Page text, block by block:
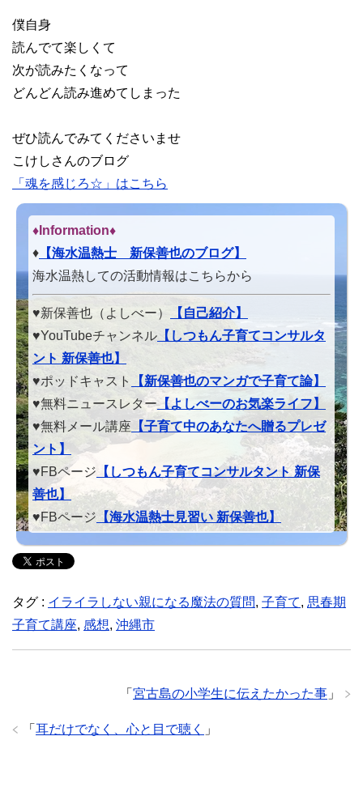
僕自身
読んでて楽しくて
次が読みたくなって
どんどん読み進めてしまった
ぜひ読んでみてくださいませ
こけしさんのブログ
「魂を感じろ☆」はこちら
♦Information♦︎
♦ 【海水温熱士 新保善也のブログ】
海水温熱しての活動情報はこちらから
♥新保善也（よしべー）
【自己紹介】
♥YouTubeチャンネル 【しつもん子育てコンサルタ
ント 新保善也】
♥ポッドキャスト
【新保善也のマンガで子育て論】
♥無料ニュースレター【よしべーのお気楽ライフ】
♥無料メール講座 【子育て中のあなたへ贈るプレゼ
ント】
♥FBページ 【しつもん子育てコンサルタント 新保
善也】
♥FBページ 【海水温熱士見習い 新保善也】
タグ : イライラしない親になる魔法の質問, 子育て, 思春期
子育て講座, 感想, 沖縄市
「 宮古島の小学生に伝えたかった事 」
「 耳だけでなく、心と目で聴く 」